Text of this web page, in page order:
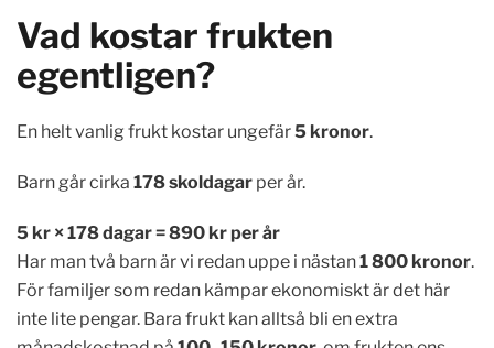
Vad kostar frukten
egentligen?
En helt vanlig frukt kostar ungefär5 kronor.
Barn går cirka 178 skoldagar per år.
5 kr × 178 dagar = 890 kr per år
Har man två barn är vi redan uppe i nästan1 800 kronor.
För familjer som redan kämpar ekonomiskt är det här
inte lite pengar. Bara frukt kan alltså bli en extra